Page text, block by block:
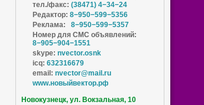
тел./факс: (38471) 4−34−24
Редактор: 8−950−599−5356
Реклама:
8−950−599−5357
Номер для СМС объявлений:
8−905−904−1551
skype: nvector.osnk
icq: 632316679
email: nvector@mail.ru
www.новыйвектор.рф
Новокузнецк, ул. Вокзальная, 10